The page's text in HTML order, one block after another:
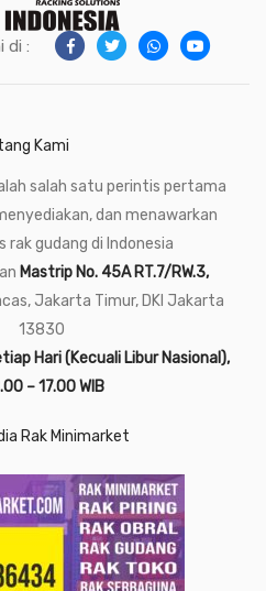
di :
Kami
salah satu perintis pertama
dan menawarkan
rak gudang di Indonesia
Mastrip No. 45A RT.7/RW.3,
Jakarta Timur, DKI Jakarta
13830
Hari (Kecuali Libur Nasional),
– 17.00 WIB
Rak Minimarket